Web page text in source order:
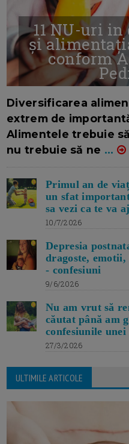
11 NU-uri
și
conform
Diversificarea
extrem de
Alimentele trebuie
nu trebuie să ne ...
Primul an de
un sfat
sa vezi ca te va
10/7/2026
Depresia
dragoste,
- confesiuni
9/6/2026
Nu am vrut să
căutat până am
confesiunile unei
27/3/2026
ULTIMILE ARTICOLE